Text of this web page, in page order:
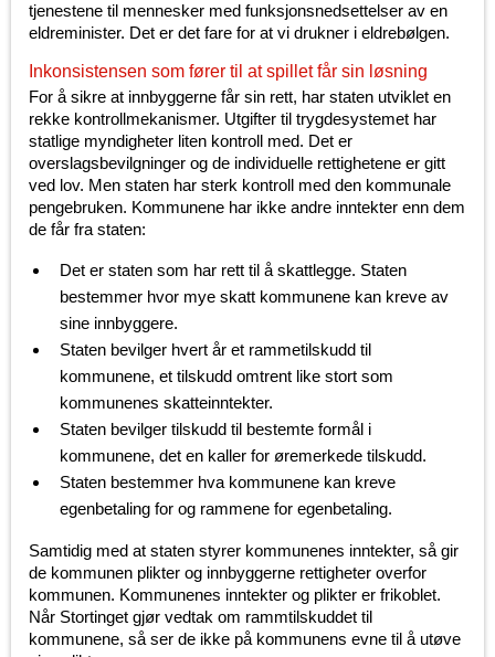
tjenestene til mennesker med funksjonsnedsettelser av en
eldreminister. Det er det fare for at vi drukner i eldrebølgen.
Inkonsistensen som fører til at spillet får sin løsning
For å sikre at innbyggerne får sin rett, har staten utviklet en
rekke kontrollmekanismer. Utgifter til trygdesystemet har
statlige myndigheter liten kontroll med. Det er
overslagsbevilgninger og de individuelle rettighetene er gitt
ved lov. Men staten har sterk kontroll med den kommunale
pengebruken. Kommunene har ikke andre inntekter enn dem
de får fra staten:
Det er staten som har rett til å skattlegge. Staten
bestemmer hvor mye skatt kommunene kan kreve av
sine innbyggere.
Staten bevilger hvert år et rammetilskudd til
kommunene, et tilskudd omtrent like stort som
kommunenes skatteinntekter.
Staten bevilger tilskudd til bestemte formål i
kommunene, det en kaller for øremerkede tilskudd.
Staten bestemmer hva kommunene kan kreve
egenbetaling for og rammene for egenbetaling.
Samtidig med at staten styrer kommunenes inntekter, så gir
de kommunen plikter og innbyggerne rettigheter overfor
kommunen. Kommunenes inntekter og plikter er frikoblet.
Når Stortinget gjør vedtak om rammtilskuddet til
kommunene, så ser de ikke på kommunens evne til å utøve